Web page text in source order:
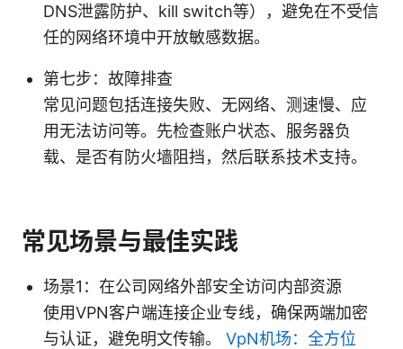
DNS泄露防护、kill switch等），避免在不受信
任的网络环境中开放敏感数据。
第七步：故障排查
常见问题包括连接失败、无网络、测速慢、应
用无法访问等。先检查账户状态、服务器负
载、是否有防火墙阻挡，然后联系技术支持。
常见场景与最佳实践
场景1：在公司网络外部安全访问内部资源
使用VPN客户端连接企业专线，确保两端加密
与认证，避免明文传输。 VpN机场：全方位